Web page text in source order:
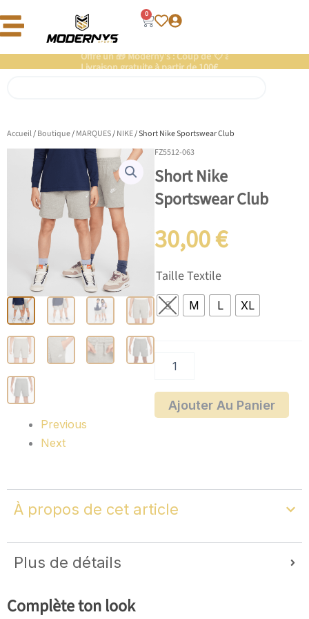
au
0
Panier
Offre un 🎁 Moderny’s : Coup de 💘 assuré
Accueil/Boutique/MARQUES/NIKE/ Short Nike Sportswear Club
Previous
Next
FZ5512-063
Short Nike
Sportswear Club
30,00€
Taille Textile
S M L XL
quantité
de
Short
Nike
Sportswear
Club
Ajouter Au Panier
À propos de cet article
Plus de détails
Complète ton look